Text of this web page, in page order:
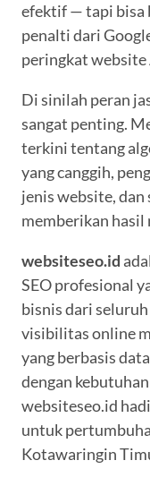
efektif — tapi bisa
penalti dari
peringkat website
Di sinilah peran
sangat penting.
terkini tentang
yang canggih,
jenis website,
memberikan hasil
websiteseo.id
SEO profesional
bisnis dari
visibilitas online
yang berbasis
dengan
websiteseo.id
untuk
Kotawaringin